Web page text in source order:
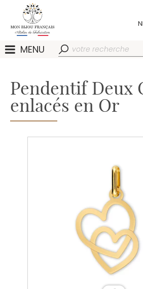
MENU
Pendentif Deux
enlacés en Or